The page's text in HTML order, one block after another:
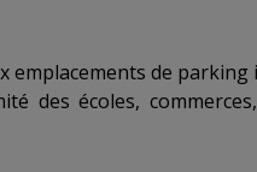
emplacements de
des écoles,